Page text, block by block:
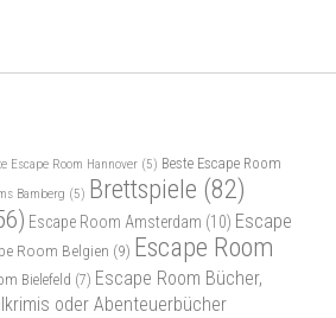
Escape Room Hannover (5) Beste Escape Room
Bamberg (5) Brettspiele (82)
Escape Room Amsterdam (10) Escape
Room Belgien (9) Escape Room
Bielefeld (7) Escape Room Bücher,
oder Abenteuerbücher